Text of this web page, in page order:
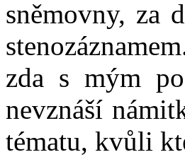
sněmovny, za
zda s mým
nevznáší
tématu, kvůli